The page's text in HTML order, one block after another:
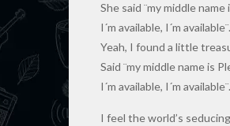
She said ¨my middle name
I´m available, I´m available¨.
Yeah, I found a little
Said ¨my middle name is
I´m available, I´m available¨.
I feel the world’s